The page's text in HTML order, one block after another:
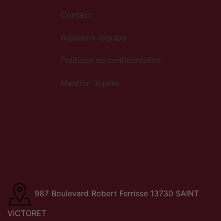
Contact
Rejoindre l’équipe
Politique de confidentialité
Mention légales
987 Boulevard Robert Ferrisse 13730 SAINT
VICTORET